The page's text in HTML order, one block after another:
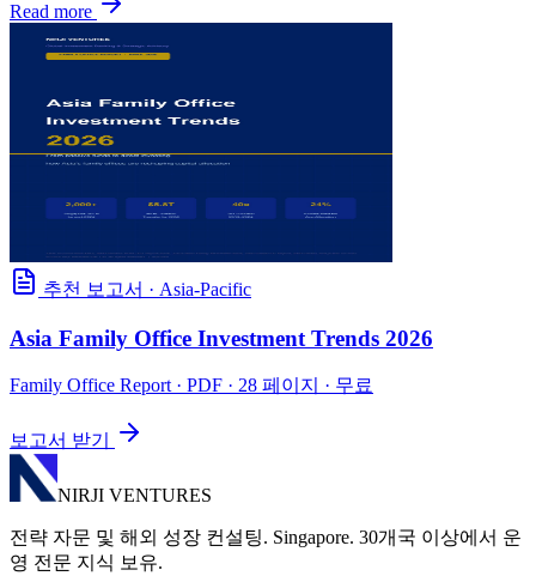
Read more
추천 보고서 · Asia-Pacific
Asia Family Office Investment Trends 2026
Family Office Report· PDF · 28 페이지 · 무료
보고서 받기
NIRJI VENTURES
전략 자문 및 해외 성장 컨설팅. Singapore. 30개국 이상에서 운
영 전문 지식 보유.